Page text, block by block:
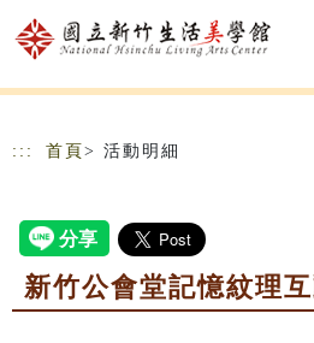
跳到主要內容
網站導覽
::: 首頁 > 活動明細
新竹公會堂記憶紋理